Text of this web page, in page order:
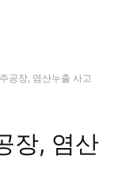
공장, 염산누출 사고
장, 염산